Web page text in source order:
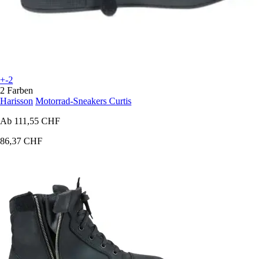
+-2
2 Farben
Harisson Motorrad-Sneakers Curtis
Ab 111,55 CHF
86,37 CHF